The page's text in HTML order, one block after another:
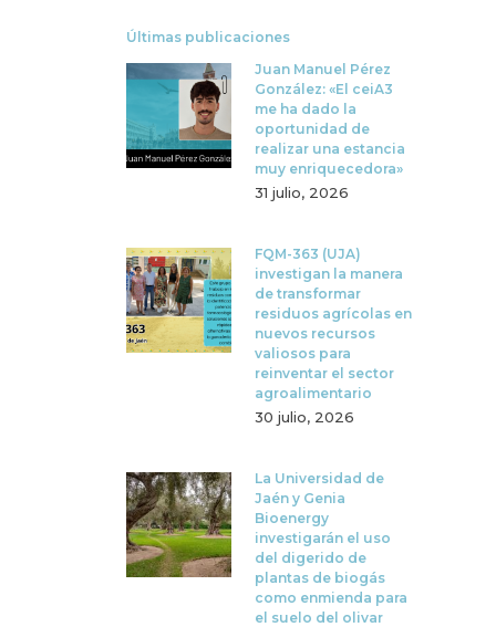
Últimas publicaciones
Juan Manuel Pérez
González: «El ceiA3
me ha dado la
oportunidad de
realizar una estancia
muy enriquecedora»
31 julio, 2026
FQM-363 (UJA)
investigan la manera
de transformar
residuos agrícolas en
nuevos recursos
valiosos para
reinventar el sector
agroalimentario
30 julio, 2026
La Universidad de
Jaén y Genia
Bioenergy
investigarán el uso
del digerido de
plantas de biogás
como enmienda para
el suelo del olivar